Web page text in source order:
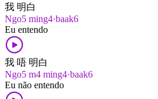
我 明白
Ngo5 ming4·baak6
Eu entendo
我 唔 明白
Ngo5 m4 ming4·baak6
Eu não entendo